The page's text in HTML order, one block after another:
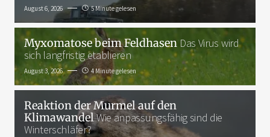
August 6, 2026 5 Minute gelesen
Myxomatose beim Feldhasen Das Virus wird
sich langfristig etablieren
August 3, 2026 4 Minute gelesen
Reaktion der Murmel auf den
KlimawandelWie anpassungsfähig sind die
Winterschläfer?